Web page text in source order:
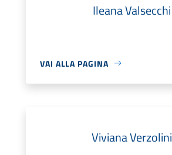
Ileana Valsecchi
VAI ALLA PAGINA
Viviana Verzolini